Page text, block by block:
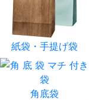
紙袋・手提げ袋
角底袋